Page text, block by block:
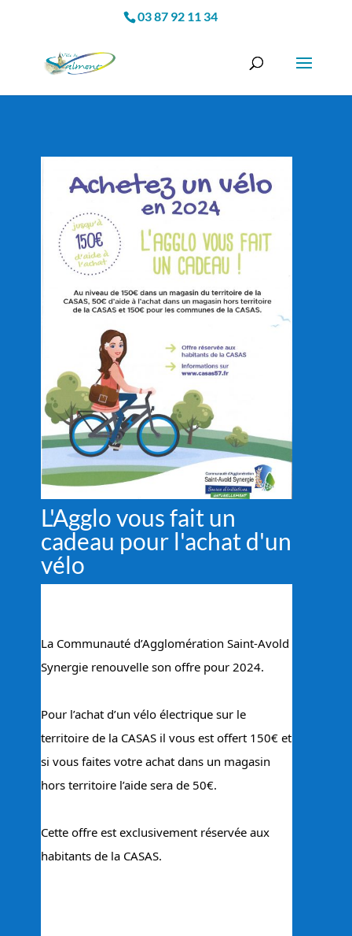
03 87 92 11 34
L'Agglo vous fait un
cadeau pour l'achat d'un
vélo
La Communauté d’Agglomération Saint-Avold
Synergie renouvelle son offre pour 2024.
Pour l’achat d’un vélo électrique sur le
territoire de la CASAS il vous est offert 150€ et
si vous faites votre achat dans un magasin
hors territoire l’aide sera de 50€.
Cette offre est exclusivement réservée aux
habitants de la CASAS.